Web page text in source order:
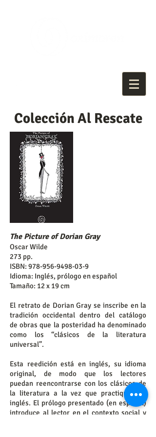
Colección Al Rescate
The Picture of Dorian Gray
Oscar Wilde
273 pp.
ISBN: 978-956-9498-03-9
Idioma: Inglés, prólogo en español
Tamaño: 12 x 19 cm
El retrato de Dorian Gray se inscribe en la
tradición occidental dentro del catálogo
deobras que la posteridad ha denominado
como los “clásicos de la literatura
universal”.
Esta reedición está en inglés, su idioma
original, de modo que los lectores
puedan reencontrarse con los clásicos de
la literatura a la vez que practiquen su
inglés. El prólogo presentado (en español)
introduce al lector en el contexto social y